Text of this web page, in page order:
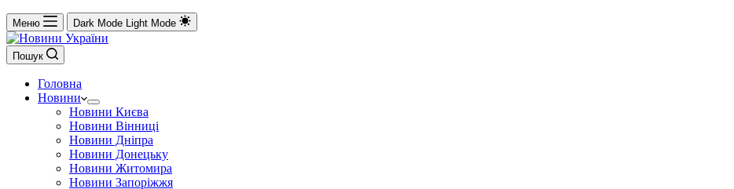
Меню Dark Mode Light Mode
Пошук
Головна
Новини
Новини Києва
Новини Вінниці
Новини Дніпра
Новини Донецьку
Новини Житомира
Новини Запоріжжя